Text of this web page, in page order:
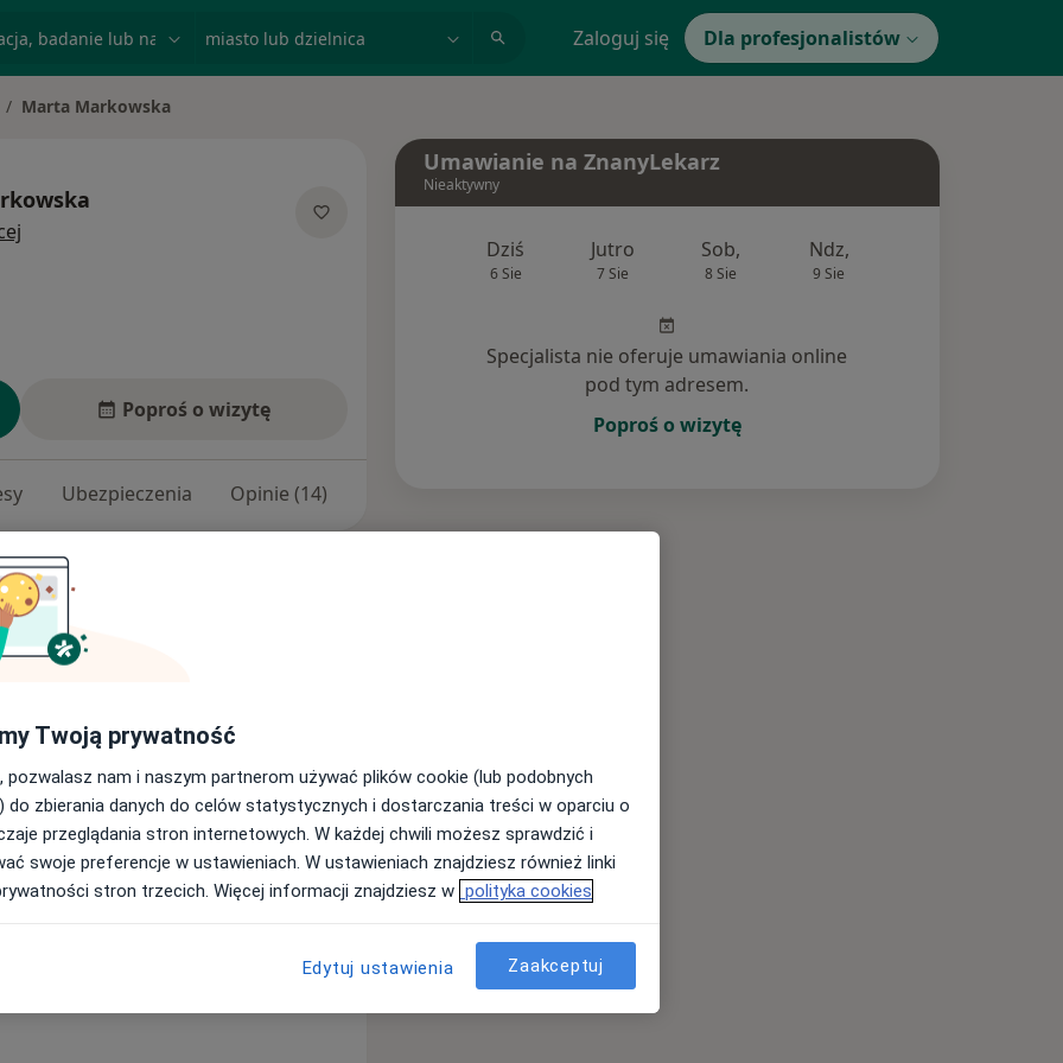
Zaloguj się Dla profesjonalistów
miasto
Marta Markowska
Poproś o wizytę
Ubezpieczenia Opinie (14)
na Pomorskim Uniwersytecie
w 2019 roku. Szkolenie
Plastycznej w Gryficach. Od 2020r
w Klinice Chirurgii Plastycznej
Medycznego. Dr
oraz uczestnikiem i
i stażach. Jest członkiem
Rekonstrukcyjnej i Estetycznej oraz
Umawianie na ZnanyLekarz
Nieaktywny
Dziś
6 Sie
Jutro
7 Sie
Sob,
8 Sie
Ndz,
9 Sie
Specjalista nie oferuje umawiania online
pod tym adresem.
Poproś o wizytę
Twoją prywatność
pozwalasz nam i naszym partnerom używać plików cookie (lub podobnych
do zbierania danych do celów statystycznych i dostarczania treści w oparciu o
przeglądania stron internetowych. W każdej chwili możesz sprawdzić i
swoje preferencje w ustawieniach. W ustawieniach znajdziesz również linki
stron trzecich. Więcej informacji znajdziesz w polityka cookies
Edytuj ustawienia Zaakceptuj